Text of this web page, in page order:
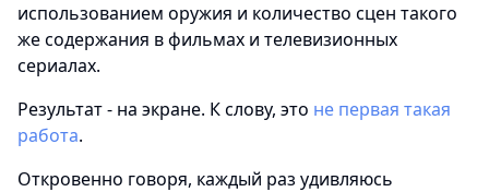
использованием оружия и количество сцен такого
же содержания в фильмах и телевизионных
сериалах.
Результат - на экране. К слову, это не первая такая
работа.
Откровенно говоря, каждый раз удивляюсь